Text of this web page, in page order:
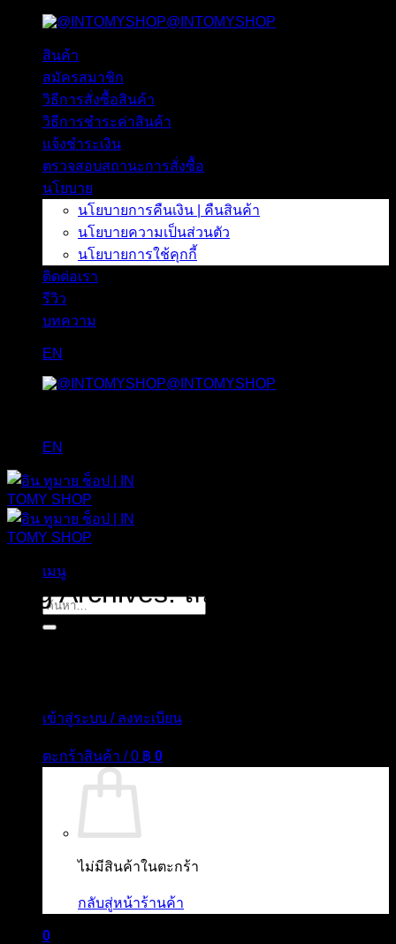
เนื้อหา
@INTOMYSHOP
สินค้า
สมัครสมาชิก
วิธีการสั่งซื้อสินค้า
วิธีการชำระค่าสินค้า
แจ้งชำระเงิน
ตรวจสอบสถานะการสั่งซื้อ
นโยบาย
นโยบายการคืนเงิน | คืนสินค้า
นโยบายความเป็นส่วนตัว
นโยบายการใช้คุกกี้
ติดต่อเรา
รีวิว
บทความ
EN
@INTOMYSHOP
EN
เมนู
ค้นหา:
เข้าสู่ระบบ / ลงทะเบียน
ตะกร้าสินค้า /0 ฿ 0
ไม่มีสินค้าในตะกร้า
กลับสู่หน้าร้านค้า
0
Tag Archives:สมุนไพรไทยอบ
แห้ง